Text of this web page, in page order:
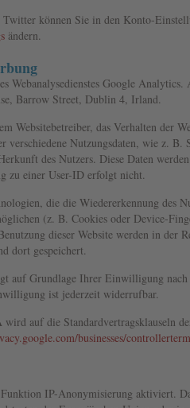
Twitter können Sie in den Konto-
ändern.
Webanalysedienstes Google
Barrow Street, Dublin 4, Irland.
Websitebetreiber, das Verhalten der
verschiedene Nutzungsdaten, wie z. B.
des Nutzers. Diese Daten
zu einer User-ID erfolgt nicht.
die die Wiedererkennung des
(z. B. Cookies oder Device-
dieser Website werden in der
dort gespeichert.
auf Grundlage Ihrer Einwilligung
ist jederzeit widerrufbar.
auf die Standardvertragsklauseln
businesses/
IP-Anonymisierung aktiviert.